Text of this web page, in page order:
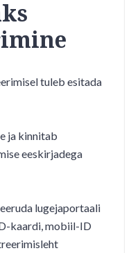
tuleb esitada
ja kinnitab
eeskirjadega
lugejaportaali
kaardi, mobiil-ID